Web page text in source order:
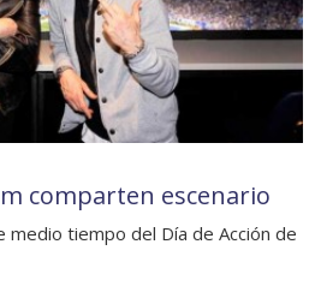
comparten escenario
medio tiempo del Día de Acción de